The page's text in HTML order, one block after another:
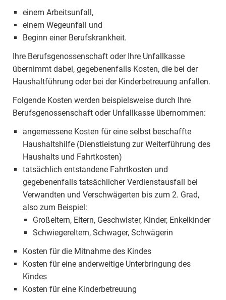
einem Arbeitsunfall,
einem Wegeunfall und
Beginn einer Berufskrankheit.
Ihre Berufsgenossenschaft oder Ihre Unfallkasse
übernimmt dabei, gegebenenfalls Kosten, die bei der
Haushaltführung oder bei der Kinderbetreuung anfallen.
Folgende Kosten werden beispielsweise durch Ihre
Berufsgenossenschaft oder Unfallkasse übernommen:
angemessene Kosten für eine selbst beschaffte
Haushaltshilfe (Dienstleistung zur Weiterführung des
Haushalts und Fahrtkosten)
tatsächlich entstandene Fahrtkosten und
gegebenenfalls tatsächlicher Verdienstausfall bei
Verwandten und Verschwägerten bis zum 2. Grad,
also zum Beispiel:
Großeltern, Eltern, Geschwister, Kinder, Enkelkinder
Schwiegereltern, Schwager, Schwägerin
Kosten für die Mitnahme des Kindes
Kosten für eine anderweitige Unterbringung des
Kindes
Kosten für eine Kinderbetreuung